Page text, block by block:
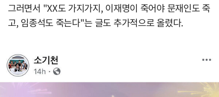
그러면서 "XX도 가지가지, 이재명이 죽어야 문재인도 죽
고, 임종석도 죽는다"는 글도 추가적으로 올렸다.